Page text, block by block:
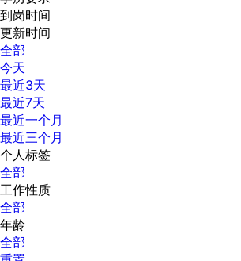
到岗时间
更新时间
全部
今天
最近3天
最近7天
最近一个月
最近三个月
个人标签
全部
工作性质
全部
年龄
全部